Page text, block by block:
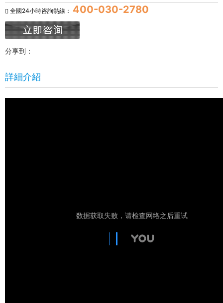
全國24小時咨詢熱線： 400-030-2780
分享到：
詳細介紹